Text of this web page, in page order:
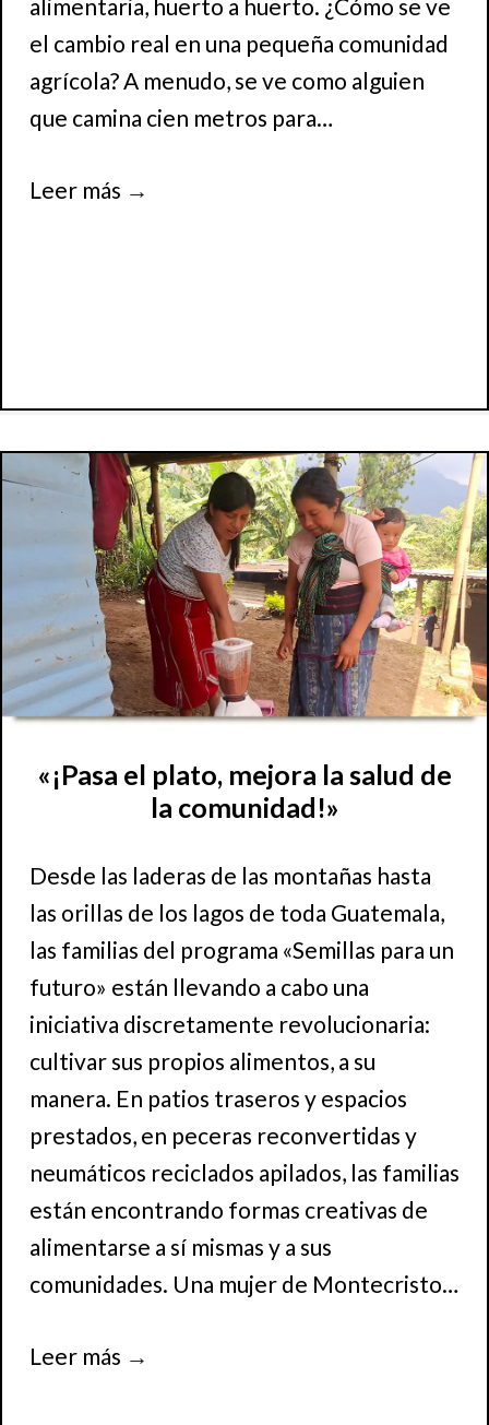
alimentaria, huerto a huerto. ¿Cómo se ve
el cambio real en una pequeña comunidad
agrícola? A menudo, se ve como alguien
que camina cien metros para…
Leer más →
«¡Pasa el plato, mejora la salud de
la comunidad!»
Desde las laderas de las montañas hasta
las orillas de los lagos de toda Guatemala,
las familias del programa «Semillas para un
futuro» están llevando a cabo una
iniciativa discretamente revolucionaria:
cultivar sus propios alimentos, a su
manera. En patios traseros y espacios
prestados, en peceras reconvertidas y
neumáticos reciclados apilados, las familias
están encontrando formas creativas de
alimentarse a sí mismas y a sus
comunidades. Una mujer de Montecristo…
Leer más →